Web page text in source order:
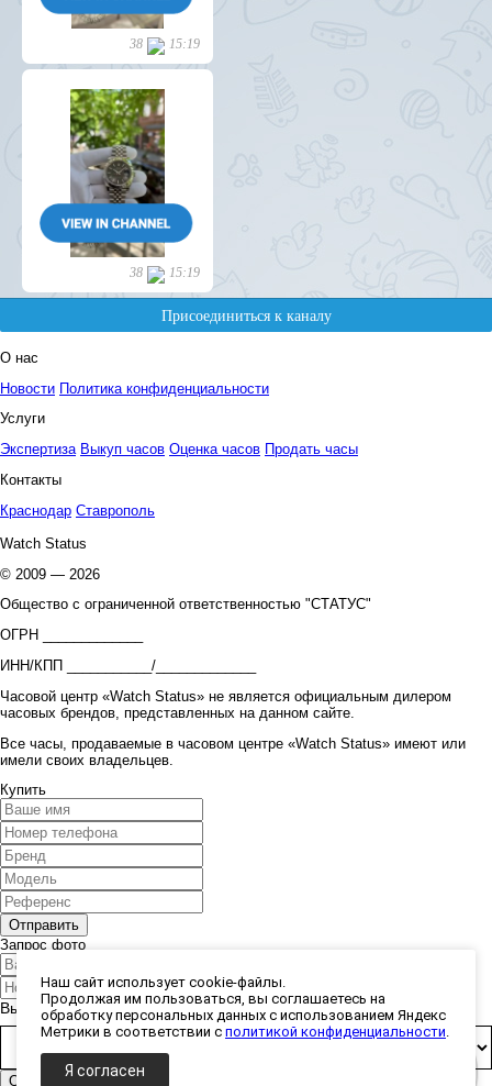
О нас
Новости Политика конфиденциальности
Услуги
Экспертиза Выкуп часов Оценка часов Продать часы
Контакты
Краснодар Ставрополь
Watch Status
© 2009 — 2026
Общество с ограниченной ответственностью "СТАТУС"
ОГРН _____________
ИНН/КПП ___________/_____________
Часовой центр «Watch Status» не является официальным дилером
часовых брендов, представленных на данном сайте.
Все часы, продаваемые в часовом центре «Watch Status» имеют или
имели своих владельцев.
Купить
Запрос фото
Выберите способ получения фото:
Наш сайт использует cookie-файлы.
Продолжая им пользоваться, вы соглашаетесь на
обработку персональных данных с использованием Яндекс
Метрики в соответствии с политикой конфиденциальности.
Я согласен